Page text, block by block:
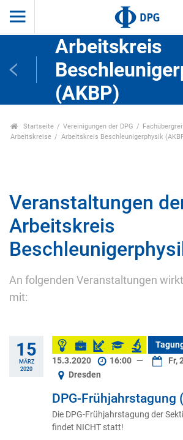
Arbeitskreis
(AKBP)
Startseite Vereinigungen der DPG
Arbeitskreise
Arbeitskreis Beschleunigerphysik
Veranstaltungen
Arbeitskreis
An folgenden Veranstaltungen
mit:
15
MÄRZ
2020
15.3.2020
16:00 — Fr,
Dresden
DPG-Frühjahrstagung
Die DPG-Frühjahrstagung der
findet NICHT statt!